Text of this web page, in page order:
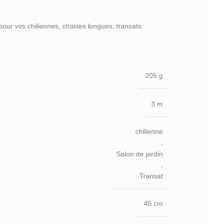
vos chiliennes, chaises longues, transats.
205 g
3 m
chilienne
,
Salon de jardin
Transat
45 cm